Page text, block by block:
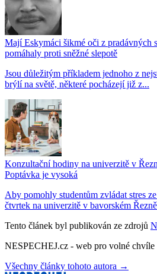
Mají Eskymáci šikmé oči z pradávných
pomáhaly proti sněžné slepotě
Jsou důležitým příkladem jednoho z
brýlí na světě, některé pocházejí již z...
Konzultační hodiny na univerzitě v
Poptávka je vysoká
Aby pomohly studentům zvládat stres
čtvrtek na univerzitě v bavorském
Tento článek byl publikován ze zdrojů
NESPECHEJ.cz - web pro volné chvíle
Všechny články tohoto autora →